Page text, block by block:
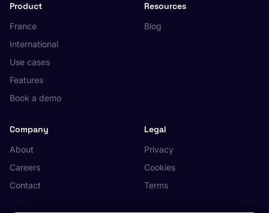
Product
France
International
Use cases
Features
Book a demo
Resources
Blog
Company
About
Careers
Contact
Legal
Privacy
Cookies
Terms